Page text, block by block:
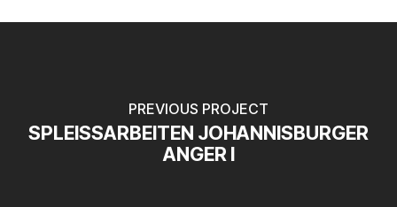
PREVIOUS PROJECT
SPLEISSARBEITEN JOHANNISBURGER
ANGER I